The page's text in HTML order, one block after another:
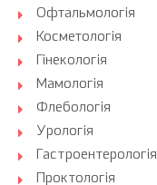
Офтальмологія
Косметологія
Гінекологія
Мамологія
Флебологія
Урологія
Гастроентерологія
Проктологія